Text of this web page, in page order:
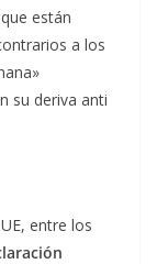
están
a los
su deriva anti
entre los